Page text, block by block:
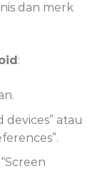
dan merk
:
devices” atau